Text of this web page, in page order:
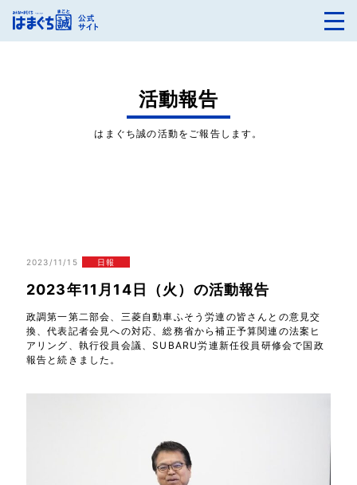
活動報告
はまぐち誠の活動をご報告します。
2023/11/15 日報
2023年11月14日（火）の活動報告
政調第一第二部会、三菱自動車ふそう労連の皆さんとの意見交
換、代表記者会見への対応、総務省から補正予算関連の法案ヒ
アリング、執行役員会議、SUBARU労連新任役員研修会で国政
報告と続きました。